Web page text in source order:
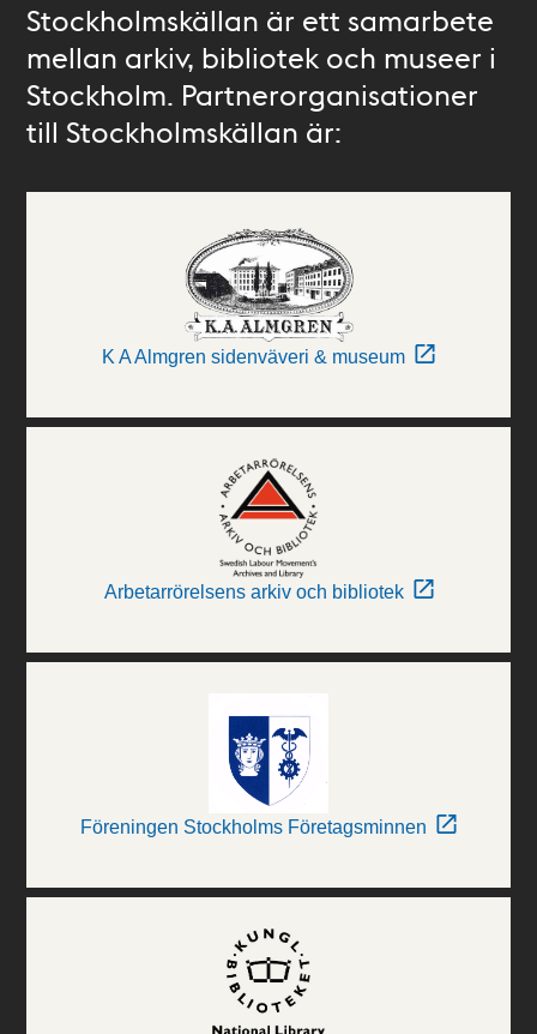
Stockholmskällan är ett samarbete
mellan arkiv, bibliotek och museer i
Stockholm. Partnerorganisationer
till Stockholmskällan är:
K A Almgren sidenväveri & museum
Arbetarrörelsens arkiv och bibliotek
Föreningen Stockholms Företagsminnen